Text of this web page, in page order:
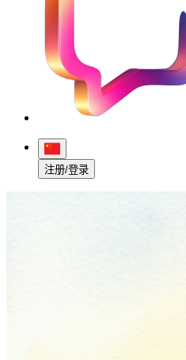
注册/登录